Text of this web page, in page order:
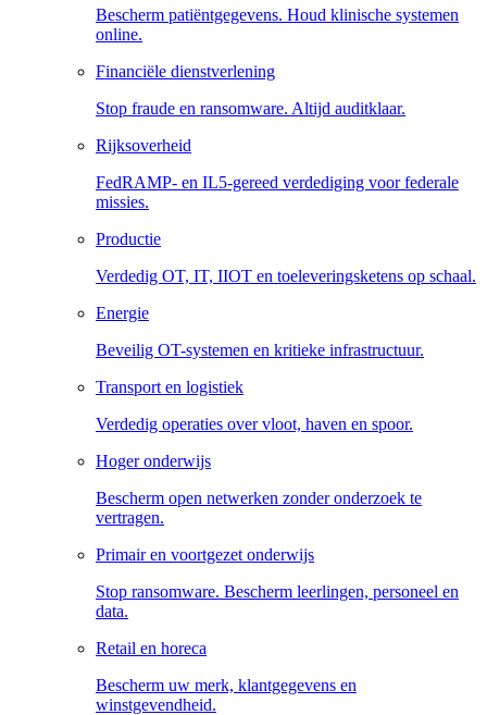
Bescherm patiëntgegevens. Houd klinische systemen
online.
Financiële dienstverlening
Stop fraude en ransomware. Altijd auditklaar.
Rijksoverheid
FedRAMP- en IL5-gereed verdediging voor federale
missies.
Productie
Verdedig OT, IT, IIOT en toeleveringsketens op schaal.
Energie
Beveilig OT-systemen en kritieke infrastructuur.
Transport en logistiek
Verdedig operaties over vloot, haven en spoor.
Hoger onderwijs
Bescherm open netwerken zonder onderzoek te
vertragen.
Primair en voortgezet onderwijs
Stop ransomware. Bescherm leerlingen, personeel en
data.
Retail en horeca
Bescherm uw merk, klantgegevens en
winstgevendheid.